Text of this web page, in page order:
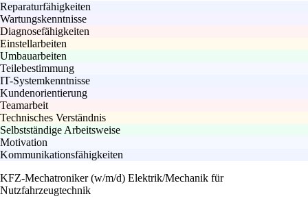
Reparaturfähigkeiten
Wartungskenntnisse
Diagnosefähigkeiten
Einstellarbeiten
Umbauarbeiten
Teilebestimmung
IT-Systemkenntnisse
Kundenorientierung
Teamarbeit
Technisches Verständnis
Selbstständige Arbeitsweise
Motivation
Kommunikationsfähigkeiten
KFZ-Mechatroniker (w/m/d) Elektrik/Mechanik für
Nutzfahrzeugtechnik